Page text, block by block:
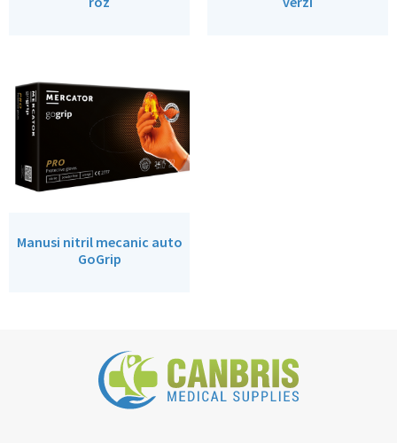
Manusi nitril mecanic auto
GoGrip